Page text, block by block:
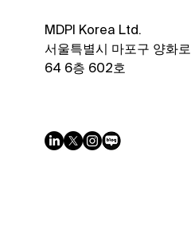
MDPI Korea Ltd.​
서울특별시 마포구 양화로
64 6층 602호